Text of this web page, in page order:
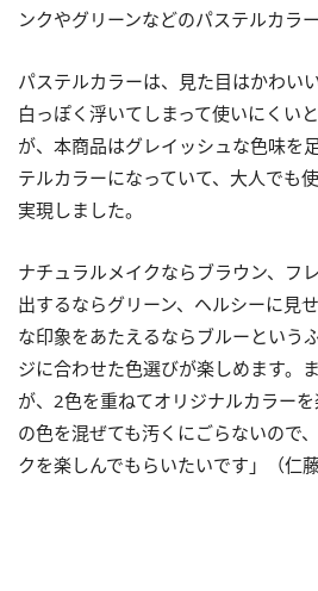
ンクやグリーンなどのパステルカラ
パステルカラーは、見た目はかわい
白っぽく浮いてしまって使いにくい
が、本商品はグレイッシュな色味を
テルカラーになっていて、大人でも
実現しました。
ナチュラルメイクならブラウン、フ
出するならグリーン、ヘルシーに見
な印象をあたえるならブルーという
ジに合わせた色選びが楽しめます。
が、2色を重ねてオリジナルカラー
の色を混ぜても汚くにごらないので
クを楽しんでもらいたいです」（仁藤